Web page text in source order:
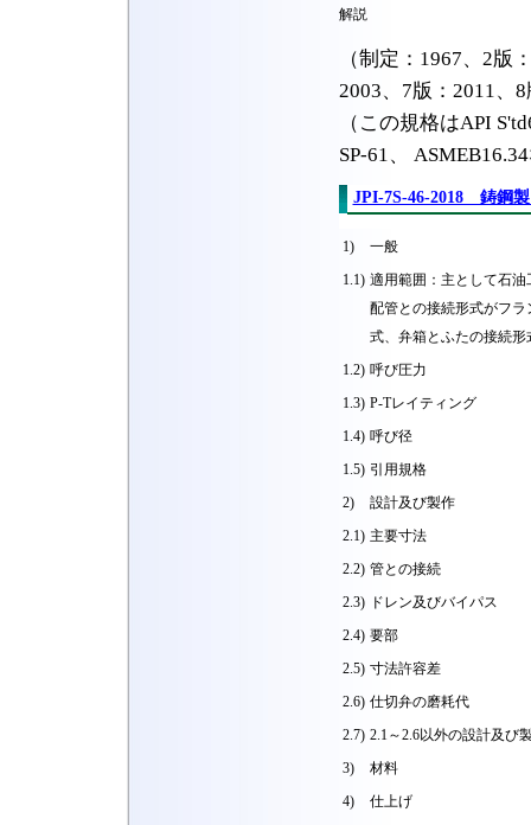
解説
（制定：1967、2版
2003、7版：2011、
（この規格はAPI
SP-61、
JPI-7S-46-2018 鋳鋼
1)
一般
1.1) 適用範囲：主として石
配管との接続形式がフ
式、弁箱とふたの接続
1.2) 呼び圧力
1.3) P-Tレイティング
1.4) 呼び径
1.5) 引用規格
2)
設計及び製作
2.1) 主要寸法
2.2) 管との接続
2.3)
ドレン及びバイパス
2.4) 要部
2.5) 寸法許容差
2.6) 仕切弁の磨耗代
2.7) 2.1～2.6以外の設計及び
3)
材料
4)
仕上げ